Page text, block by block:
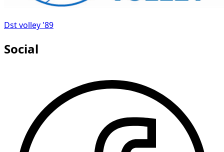
Dst volley '89
Social